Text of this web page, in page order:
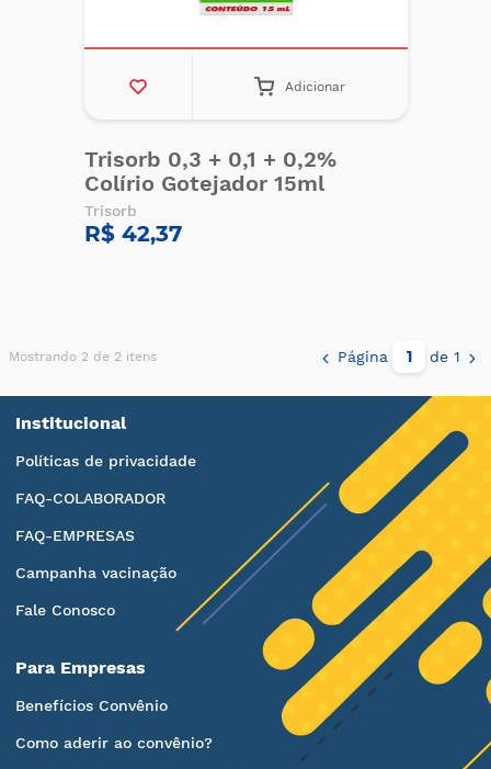
Adicionar
Trisorb 0,3 + 0,1 + 0,2%
Colírio Gotejador 15ml
Trisorb
R$ 42,37
Mostrando 2 de 2 itens Página de 1
Institucional
Políticas de privacidade
FAQ-COLABORADOR
FAQ-EMPRESAS
Campanha vacinação
Fale Conosco
Para Empresas
Benefícios Convênio
Como aderir ao convênio?